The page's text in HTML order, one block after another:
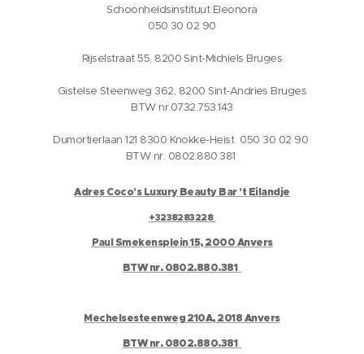
Schoonheidsinstituut Eleonora
050 30 02 90
Rijselstraat 55, 8200 Sint-Michiels Bruges
Gistelse Steenweg 362, 8200 Sint-Andries Bruges
BTW nr.0732.753.143
Dumortierlaan 121 8300 Knokke-Heist 050 30 02 90
BTW nr. 0802.880.381
Adres Coco's Luxury Beauty Bar 't Eilandje
+3238283228
Paul Smekensplein 15, 2000 Anvers
BTW nr. 0802.880.381
Mechelsesteenweg 210A, 2018 Anvers
BTW nr. 0802.880.381